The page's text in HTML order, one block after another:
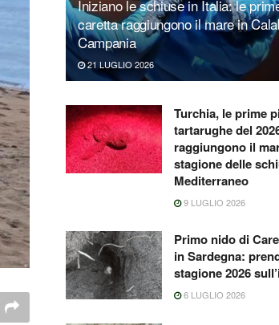
Iniziano le schiuse in Italia: le
caretta raggiungono il mare in
Campania
21 LUGLIO 2026
Turchia, le prime
tartarughe del
raggiungono il
stagione delle
Mediterraneo
9 LUGLIO 2026
Primo nido di
in Sardegna:
stagione 2026
6 LUGLIO 2026